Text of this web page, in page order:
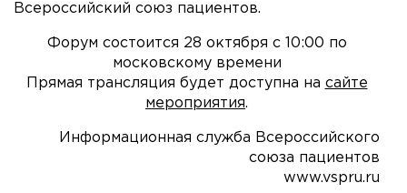
Всероссийский союз пациентов.
Форум состоится 28 октября с 10:00 по
московскому времени
Прямая трансляция будет доступна на сайте
мероприятия.
Информационная служба Всероссийского
союза пациентов
www.vspru.ru